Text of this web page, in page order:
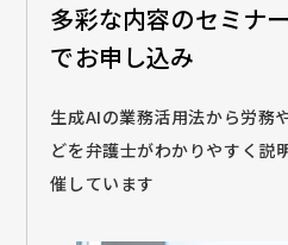
多彩な内容のセミナ
でお申し込み
生成AIの業務活用法から労務
どを弁護士がわかりやすく説
催しています